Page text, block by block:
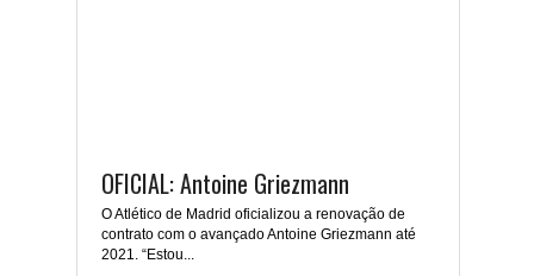
OFICIAL: Antoine Griezmann
O Atlético de Madrid oficializou a renovação de
contrato com o avançado Antoine Griezmann até
2021. “Estou...